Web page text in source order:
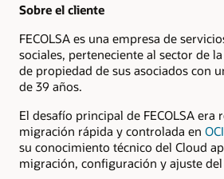
Sobre el cliente
FECOLSA es una empresa de
sociales, perteneciente al sector de
de propiedad de sus asociados con
de 39 años.
El desafío principal de FECOLSA era
migración rápida y controlada en OCI
su conocimiento técnico del Cloud
migración, configuración y ajuste del